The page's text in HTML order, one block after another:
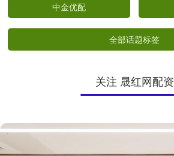
中金优配
全部话题标签
关注 晟红网配资